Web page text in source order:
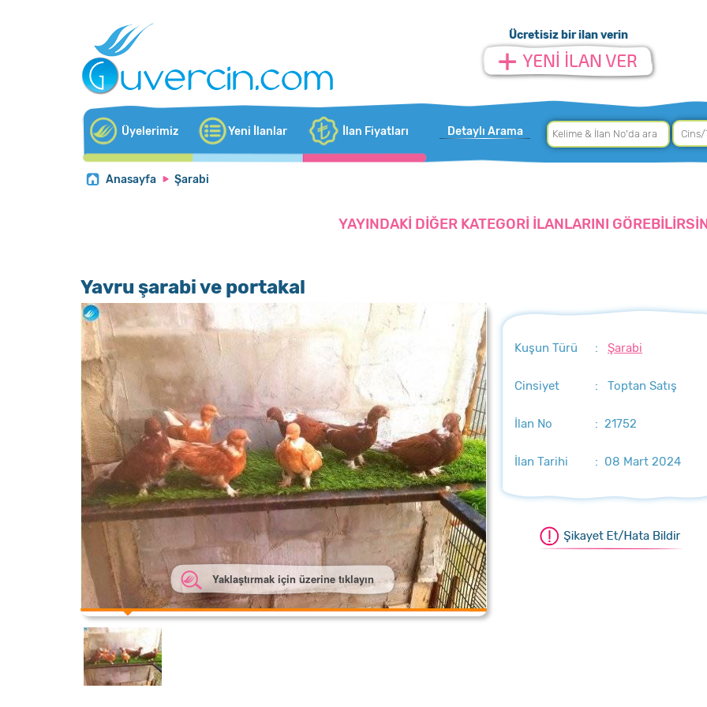
Ücretisiz bir ilan verin
Üyelerimiz Yeni İlanlar İlan Fiyatları Detaylı Arama
Anasayfa Şarabi
YAYINDAKİ DİĞER KATEGORİ İLANLARINI
Yavru şarabi ve portakal
Yaklaştırmak için üzerine tıklayın
Kuşun Türü :Şarabi
Cinsiyet : Toptan Satış
İlan No : 21752
İlan Tarihi : 08 Mart 2024